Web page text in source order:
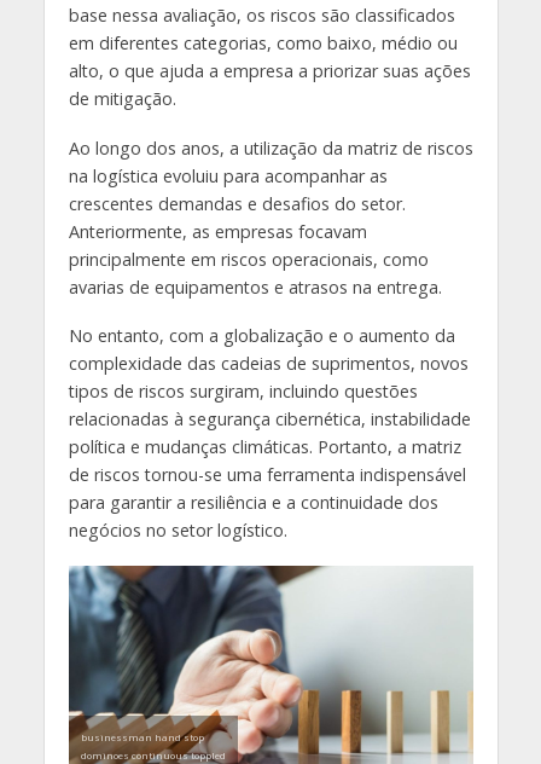
base nessa avaliação, os riscos são classificados
em diferentes categorias, como baixo, médio ou
alto, o que ajuda a empresa a priorizar suas ações
de mitigação.
Ao longo dos anos, a utilização da matriz de riscos
na logística evoluiu para acompanhar as
crescentes demandas e desafios do setor.
Anteriormente, as empresas focavam
principalmente em riscos operacionais, como
avarias de equipamentos e atrasos na entrega.
No entanto, com a globalização e o aumento da
complexidade das cadeias de suprimentos, novos
tipos de riscos surgiram, incluindo questões
relacionadas à segurança cibernética, instabilidade
política e mudanças climáticas. Portanto, a matriz
de riscos tornou-se uma ferramenta indispensável
para garantir a resiliência e a continuidade dos
negócios no setor logístico.
businessman hand stop
dominoes continuous toppled